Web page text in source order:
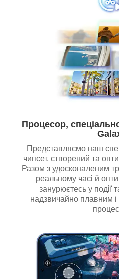
Процесор,
Представляємо наш
чипсет, створений та
Разом з удосконаленим
реальному часі й
занурюєтесь у події
надзвичайно плавним